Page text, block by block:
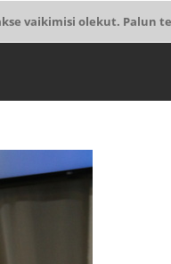
vaikimisi olekut. Palun